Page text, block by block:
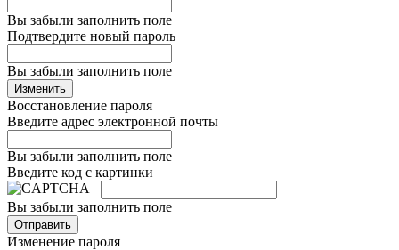
Вы забыли заполнить поле
Подтвердите новый пароль
Вы забыли заполнить поле
Изменить
Восстановление пароля
Введите адрес электронной почты
Вы забыли заполнить поле
Введите код с картинки
Вы забыли заполнить поле
Отправить
Изменение пароля